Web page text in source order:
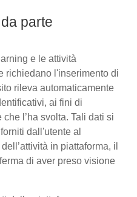
parte
e le attività
richiedano l'inserimento di
rileva automaticamente
ai fini di
l’ha svolta. Tali dati si
dall'utente al
in piattaforma, il
di aver preso visione